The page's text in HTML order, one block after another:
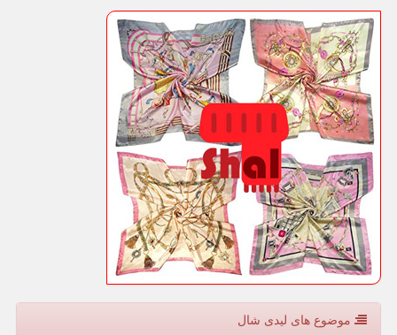
موضوع های لیدی شال